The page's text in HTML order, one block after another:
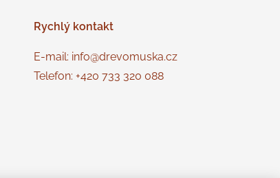
Rychlý kontakt
E-mail: info@drevomuska.cz
Telefon: +420 733 320 088